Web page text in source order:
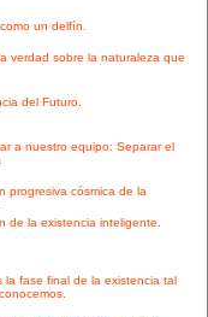
un delfín.
verdad sobre la naturaleza que
del Futuro.
a nuestro equipo: Separar el
progresiva cósmica de la
de la existencia inteligente.
la fase final de la existencia tal